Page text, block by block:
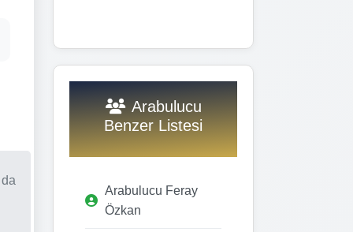
Arabulucu
Benzer Listesi
Arabulucu Feray
Özkan